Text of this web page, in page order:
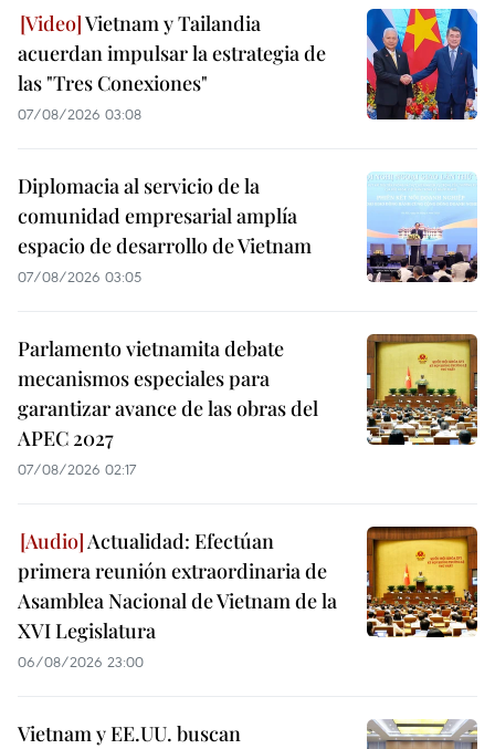
Vietnam y Tailandia
acuerdan impulsar la estrategia de
las "Tres Conexiones"
07/08/2026 03:08
Diplomacia al servicio de la
comunidad empresarial amplía
espacio de desarrollo de Vietnam
07/08/2026 03:05
Parlamento vietnamita debate
mecanismos especiales para
garantizar avance de las obras del
APEC 2027
07/08/2026 02:17
Actualidad: Efectúan
primera reunión extraordinaria de
Asamblea Nacional de Vietnam de la
XVI Legislatura
06/08/2026 23:00
Vietnam y EE.UU. buscan